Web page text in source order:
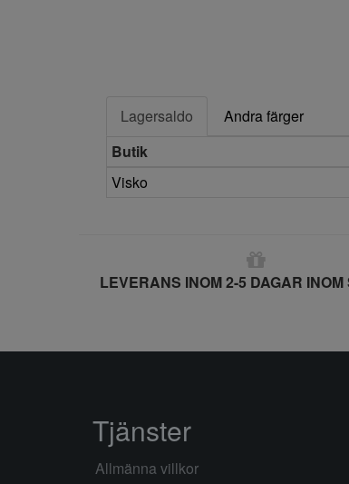
Lagersaldo
Andra färger
Butik
Visko
LEVERANS INOM 2-5 DAGAR INOM
Tjänster
Allmänna villkor